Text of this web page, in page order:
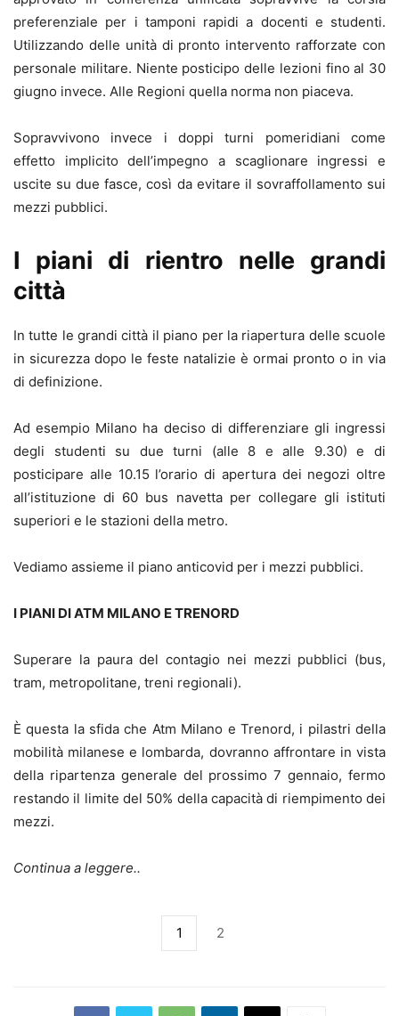
preferenziale per i tamponi rapidi a docenti e studenti.
Utilizzando delle unità di pronto intervento rafforzate con
personale militare. Niente posticipo delle lezioni fino al 30
giugno invece. Alle Regioni quella norma non piaceva.
Sopravvivono invece i doppi turni pomeridiani come
effetto implicito dell’impegno a scaglionare ingressi e
uscite su due fasce, così da evitare il sovraffollamento sui
mezzi pubblici.
I piani di rientro nelle grandi
città
In tutte le grandi città il piano per la riapertura delle scuole
in sicurezza dopo le feste natalizie è ormai pronto o in via
di definizione.
Ad esempio Milano ha deciso di differenziare gli ingressi
degli studenti su due turni (alle 8 e alle 9.30) e di
posticipare alle 10.15 l’orario di apertura dei negozi oltre
all’istituzione di 60 bus navetta per collegare gli istituti
superiori e le stazioni della metro.
Vediamo assieme il piano anticovid per i mezzi pubblici.
I PIANI DI ATM MILANO E TRENORD
Superare la paura del contagio nei mezzi pubblici (bus,
tram, metropolitane, treni regionali).
È questa la sfida che Atm Milano e Trenord, i pilastri della
mobilità milanese e lombarda, dovranno affrontare in vista
della ripartenza generale del prossimo 7 gennaio, fermo
restando il limite del 50% della capacità di riempimento dei
mezzi.
Continua a leggere..
1 2